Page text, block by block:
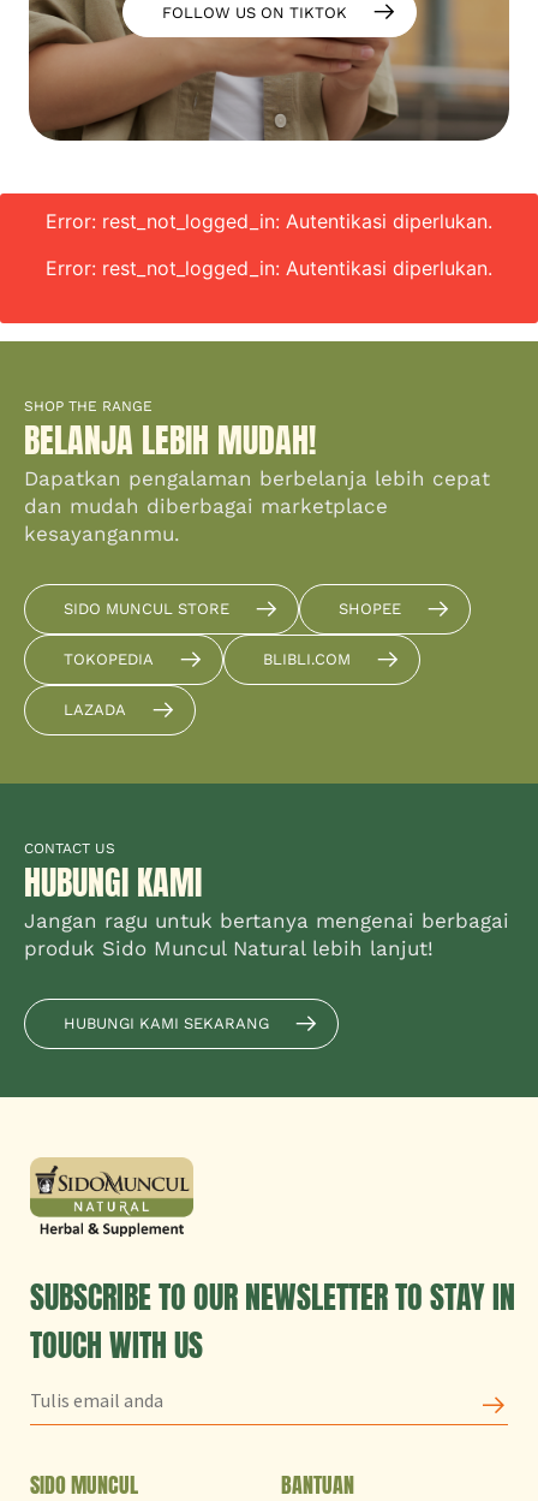
FOLLOW US ON TIKTOK
Error: rest_not_logged_in: Autentikasi diperlukan.
Error: rest_not_logged_in: Autentikasi diperlukan.
SHOP THE RANGE
BELANJA LEBIH MUDAH!
Dapatkan pengalaman berbelanja lebih cepat
dan mudah diberbagai marketplace
kesayanganmu.
SIDO MUNCUL STORE SHOPEE
TOKOPEDIA BLIBLI.COM
LAZADA
CONTACT US
HUBUNGI KAMI
Jangan ragu untuk bertanya mengenai berbagai
produk Sido Muncul Natural lebih lanjut!
HUBUNGI KAMI SEKARANG
SUBSCRIBE TO OUR NEWSLETTER TO STAY IN
TOUCH WITH US
SIDO MUNCUL BANTUAN